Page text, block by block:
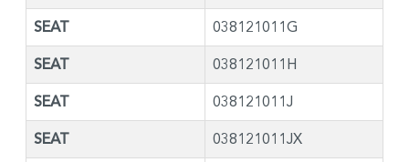
SEAT 038121011G
SEAT 038121011H
SEAT 038121011J
SEAT 038121011JX